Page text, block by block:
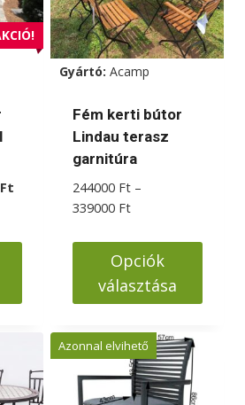
A
változatok
a
termékoldalon
választhatók
ki
FtCurrent
499000 Ft.
Gyártó: Acamp
Fém kerti bútor
Lindau terasz
garnitúra
244000 Ft –
339000 FtÁrtartomány:
-
339000 Ft
Opciók
választása
a
terméknek
több
Azonnal elvihető